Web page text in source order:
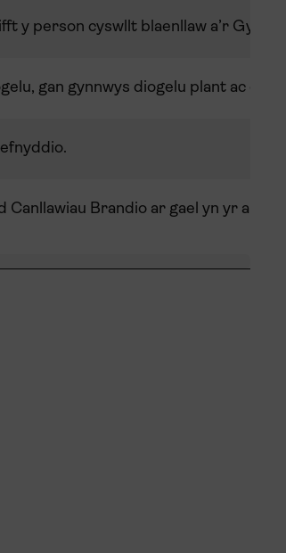
y person cyswllt blaenllaw a’r
gan gynnwys diogelu plant ac
Canllawiau Brandio ar gael yn yr